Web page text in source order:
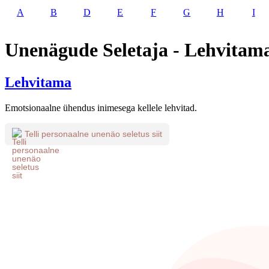
A B D E F G H I
Unenägude Seletaja -
Lehvitama
Emotsionaalne ühendus inimesega kellele lehvitad.
Telli personaalne unenäo seletus siit